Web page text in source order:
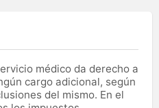
médico da derecho a
cargo adicional, según
del mismo. En el